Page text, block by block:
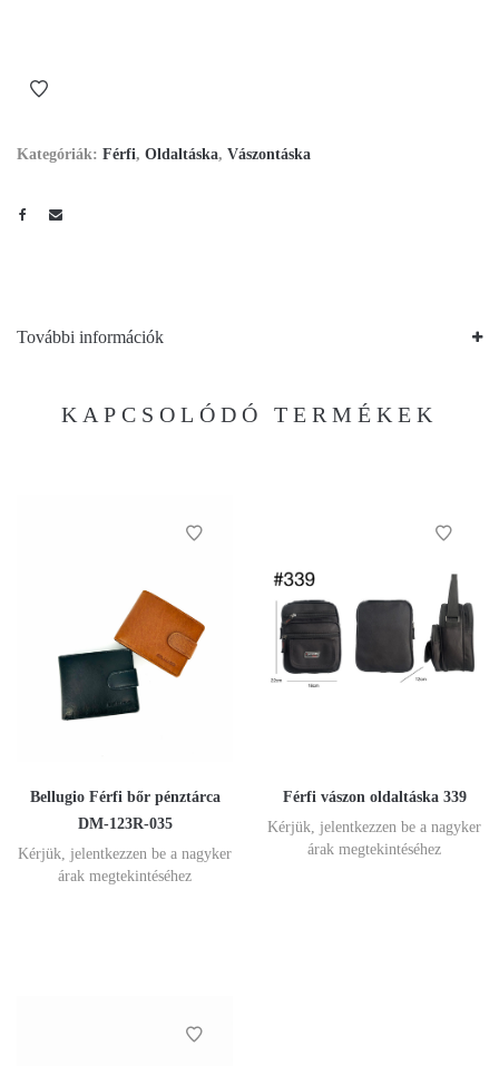
Kategóriák: Férfi, Oldaltáska, Vászontáska
További információk
KAPCSOLÓDÓ TERMÉKEK
Bellugio Férfi bőr pénztárca
DM-123R-035
Kérjük, jelentkezzen be a nagyker
árak megtekintéséhez
Férfi vászon oldaltáska 339
Kérjük, jelentkezzen be a nagyker
árak megtekintéséhez